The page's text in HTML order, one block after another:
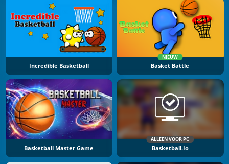
Incredible Basketball
NIEUW
Basket Battle
Basketball Master Game
ALLEEN VOOR PC
Basketball.io